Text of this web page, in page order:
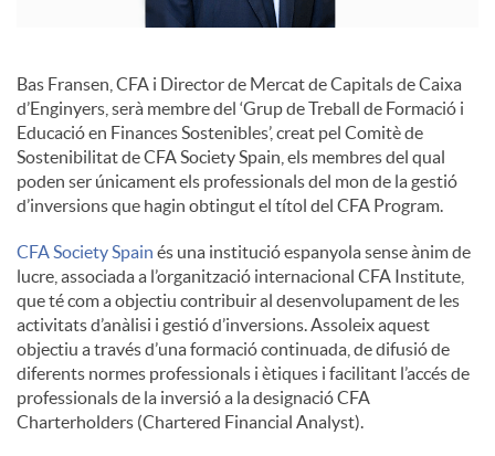
t
i
n
g
u
t
Bas Fransen, CFA i Director de Mercat de Capitals de Caixa
d’Enginyers, serà membre del ‘Grup de Treball de Formació i
Educació en Finances Sostenibles’, creat pel Comitè de
Sostenibilitat de CFA Society Spain, els membres del qual
poden ser únicament els professionals del mon de la gestió
d’inversions que hagin obtingut el títol del CFA Program.
CFA Society Spain és una institució espanyola sense ànim de
lucre, associada a l’organització internacional CFA Institute,
que té com a objectiu contribuir al desenvolupament de les
activitats d’anàlisi i gestió d’inversions. Assoleix aquest
objectiu a través d’una formació continuada, de difusió de
diferents normes professionals i ètiques i facilitant l’accés de
professionals de la inversió a la designació CFA
Charterholders (Chartered Financial Analyst).